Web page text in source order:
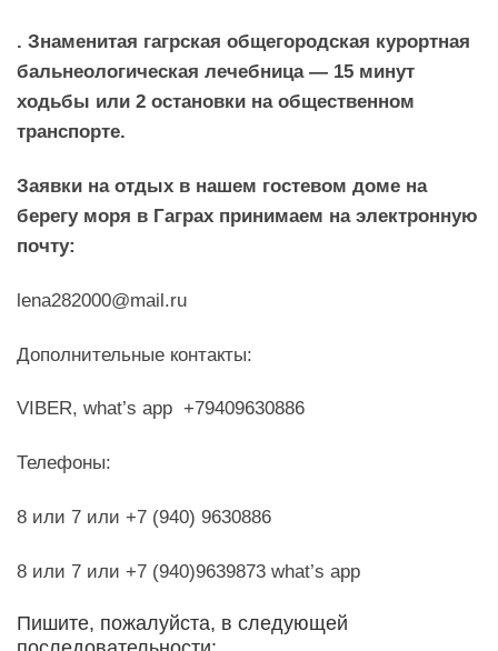
. Знаменитая гагрская общегородская курортная
бальнеологическая лечебница — 15 минут
ходьбы или 2 остановки на общественном
транспорте.
Заявки на отдых в нашем гостевом доме на
берегу моря в Гаграх принимаем на электронную
почту:
lena282000@mail.ru
Дополнительные контакты:
VIBER, what’s app +79409630886
Телефоны:
8 или 7 или +7 (940) 9630886
8 или 7 или +7 (940)9639873 what’s app
Пишите, пожалуйста, в следующей